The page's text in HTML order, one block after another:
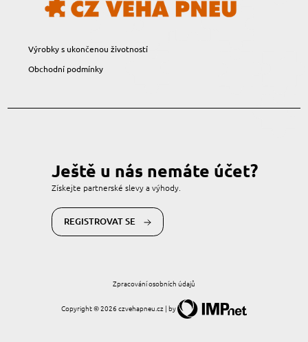
Výrobky s ukončenou životností
Obchodní podmínky
Ještě u nás nemáte účet?
Získejte partnerské slevy a výhody.
REGISTROVAT SE
Zpracování osobních údajů
Copyright © 2026 czvehapneu.cz | by